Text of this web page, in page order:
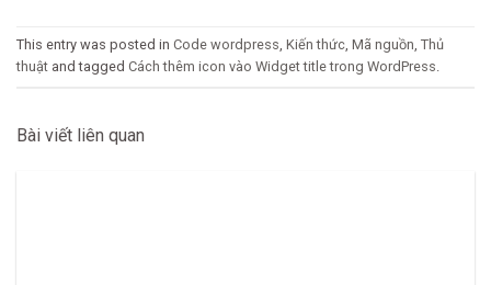
This entry was posted in Code wordpress, Kiến thức, Mã nguồn, Thủ
thuật and tagged Cách thêm icon vào Widget title trong WordPress.
Bài viết liên quan